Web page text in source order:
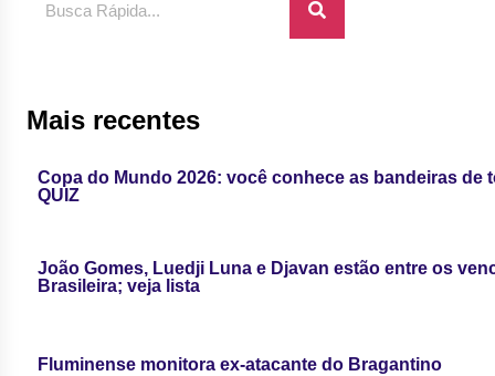
Mais recentes
Copa do Mundo 2026: você conhece as bandeiras de
QUIZ
João Gomes, Luedji Luna e Djavan estão entre os
Brasileira; veja lista
Fluminense monitora ex-atacante do Bragantino